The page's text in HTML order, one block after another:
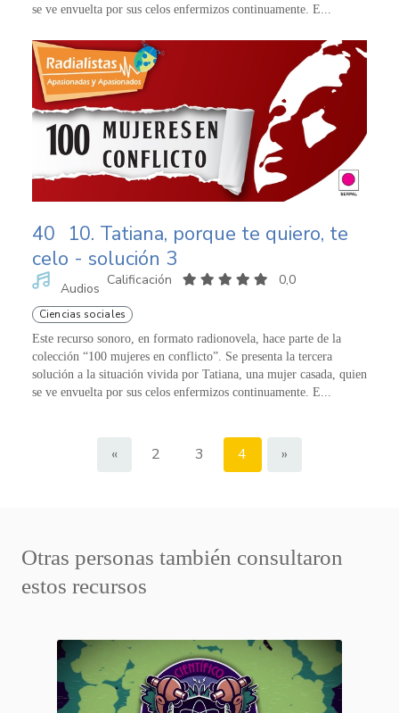
se ve envuelta por sus celos enfermizos continuamente. E...
40 10. Tatiana, porque te quiero, te
celo - solución 3
Audios
Calificación 0,0
Ciencias sociales
Este recurso sonoro, en formato radionovela, hace parte de la
colección “100 mujeres en conflicto”. Se presenta la tercera
solución a la situación vivida por Tatiana, una mujer casada, quien
se ve envuelta por sus celos enfermizos continuamente. E...
« 2 3 4 »
Otras personas también consultaron
estos recursos